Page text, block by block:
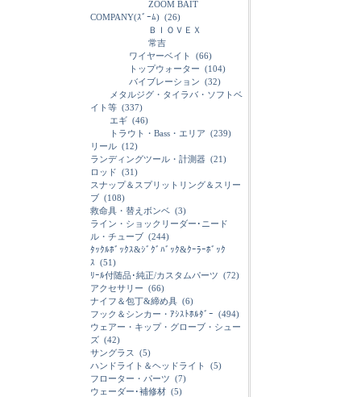
ZOOM BAIT
COMPANY(ｽﾞｰﾑ) (26)
ＢＩＯＶＥＸ
常吉
ワイヤーベイト
(66)
トップウォーター (104)
バイブレーション (32)
メタルジグ・タイラバ・ソフトベ
イト等 (337)
エギ (46)
トラウト・Bass・エリア (239)
リール (12)
ランディングツール・計測器 (21)
ロッド (31)
スナップ＆スプリットリング＆スリー
ブ (108)
救命具・替えボンベ (3)
ライン・ショックリーダー･ニード
ル・チューブ (244)
ﾀｯｸﾙﾎﾞｯｸｽ&ｼﾞｸﾞﾊﾞｯｸ&ｸｰﾗｰﾎﾞｯｸ
ｽ (51)
ﾘｰﾙ付随品･純正/カスタムパーツ (72)
アクセサリー (66)
ナイフ＆包丁&締め具 (6)
フック＆シンカー・ｱｼｽﾄﾎﾙﾀﾞｰ (494)
ウェアー・キップ・グローブ・シュー
ズ (42)
サングラス
(5)
ハンドライト＆ヘッドライト
(5)
フローター・パーツ (7)
ウェーダー･補修材 (5)